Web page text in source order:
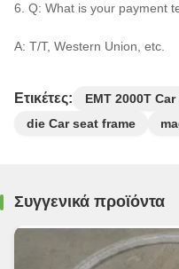
6. Q: What is your payment
A: T/T, Western Union, etc.
Ετικέτες:
EMT 2000T
die Car seat frame
Συγγενικά προϊόντα